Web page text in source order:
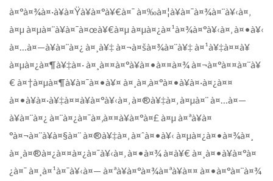
à¤°à¤¾à¤·à¥à¤Ÿà¥à¤°à¥€à¤¯ à¤‰à¤¦à¥à¤¯à¤¾à¤¨à¥‹à¤‚
à¤µ à¤µà¤¨à¥à¤¯à¤œà¥€à¤µ à¤µà¤¿à¤¹à¤¾à¤°à¥‹à¤‚ à¤•à¥‹
à¤…à¤—à¥à¤¨à¤¿ à¤¸à¥‡ à¤¬à¤šà¤¾à¤¨à¥‡ à¤¹à¥‡à¤¤à¥
à¤µà¤¿à¤¶à¥‡à¤· à¤¸à¤¤à¤°à¥à¤•à¤¤à¤¾ à¤¬à¤°à¤¤à¤¨à¥
€ à¤†à¤µà¤¶à¥à¤¯à¤•à¥¤ à¤¸à¤‚à¤°à¤•à¥à¤·à¤¿à¤¤
à¤•à¥à¤·à¥‡à¤¤à¥à¤°à¥‹à¤‚ à¤®à¥‡à¤‚ à¤µà¤¨ à¤…à¤—
à¥à¤¨à¤¿ à¤¨à¤¿à¤¯à¤‚à¤¤à¥à¤°à¤£ à¤µ à¤ªà¥à¤
°à¤¬à¤¨à¥à¤§à¤¨ à¤®à¥‡à¤‚ à¤ˆà¤•à¥‹ à¤µà¤¿à¤•à¤¾à¤¸
à¤¸à¤®à¤¿à¤¤à¤¿à¤¯à¥‹à¤‚ à¤•à¤¾ à¤­à¥€ à¤¸à¤•à¥à¤°à¤
¿à¤¯ à¤¸à¤¹à¤¯à¥‹à¤— à¤ªà¥à¤°à¤¾à¤ªà¥à¤¤ à¤•à¤°à¤¨à¤¾